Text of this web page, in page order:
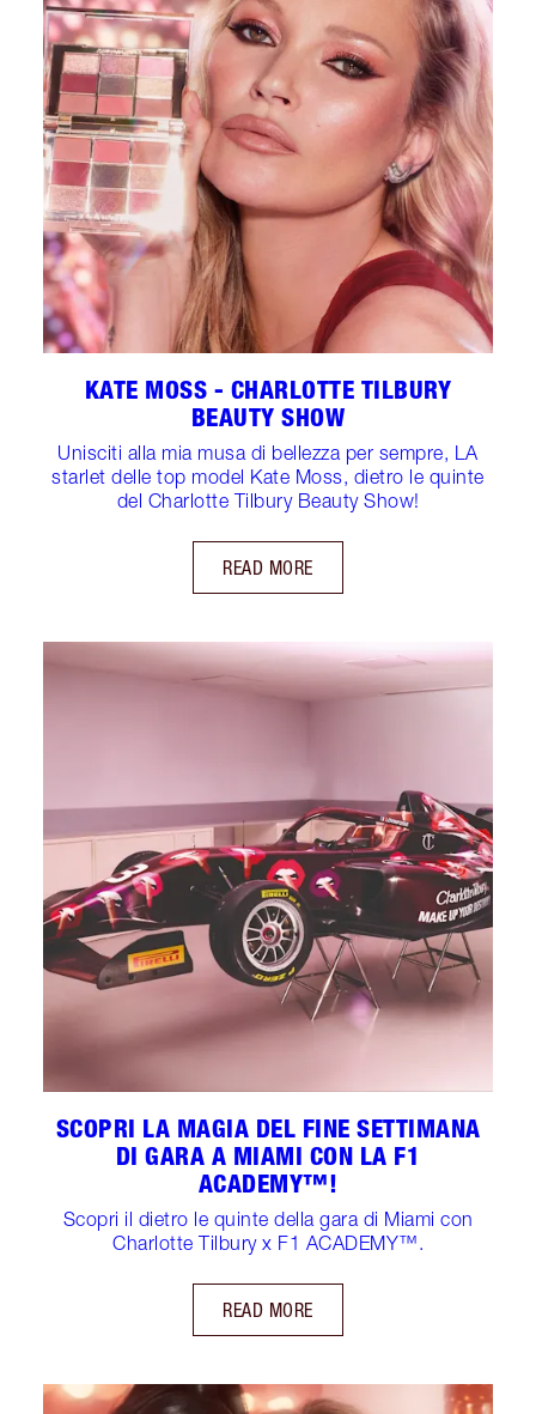
KATE MOSS - CHARLOTTE TILBURY
BEAUTY SHOW
Unisciti alla mia musa di bellezza per sempre, LA
starlet delle top model Kate Moss, dietro le quinte
del Charlotte Tilbury Beauty Show!
READ MORE
SCOPRI LA MAGIA DEL FINE SETTIMANA
DI GARA A MIAMI CON LA F1
ACADEMY™!
Scopri il dietro le quinte della gara di Miami con
Charlotte Tilbury x F1 ACADEMY™.
READ MORE